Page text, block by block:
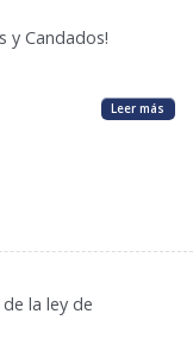
y Candados!
Leer más
la ley de